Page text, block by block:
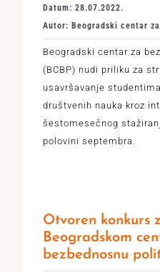
Datum: 28.07.2022.
Autor: Beogradski centar
Beogradski centar za
(BCBP) nudi priliku za
usavršavanje
društvenih nauka kroz
šestomesečnog
polovini septembra.
Otvoren konkurs
Beogradskom
bezbednosnu